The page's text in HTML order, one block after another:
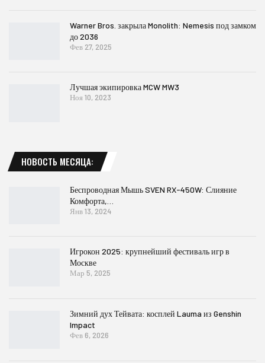
Warner Bros. закрыла Monolith: Nemesis под замком
до 2036
Фев 27, 2025
Лучшая экипировка MCW MW3
Ноя 10, 2023
НОВОСТЬ МЕСЯЦА:
Беспроводная Мышь SVEN RX-450W: Слияние
Комфорта,…
Янв 13, 2024
Игрокон 2025: крупнейший фестиваль игр в
Москве
Мар 5, 2025
Зимний дух Тейвата: косплей Lauma из Genshin
Impact
Фев 6, 2026